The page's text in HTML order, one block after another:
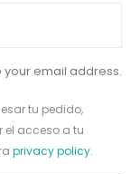
your email address.
tu pedido,
el acceso a tu
privacy policy.